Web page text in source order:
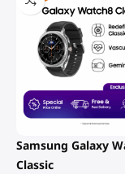
Samsung Galaxy
Classic